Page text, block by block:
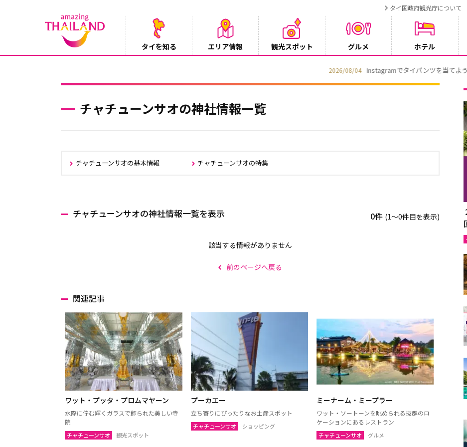
タイ国政府観光庁について
タイを知る エリア情報 観光スポット グルメ ホテル
チャチューンサオの神社情報一覧
チャチューンサオの基本情報 チャチューンサオの特集
チャチューンサオの神社情報一覧を表示 0件 (1〜0件目を表示)
該当する情報がありません
前のページへ戻る
関連記事
ワット・プッタ・プロムマヤーン
水際に佇む輝くガラスで飾られた美しい寺
院
チャチューンサオ 観光スポット
プーカエー
立ち寄りにぴったりなお土産スポット
チャチューンサオ ショッピング
ミーナーム・ミープラー
ワット・ソートーンを眺められる抜群のロ
ケーションにあるレストラン
チャチューンサオ グルメ